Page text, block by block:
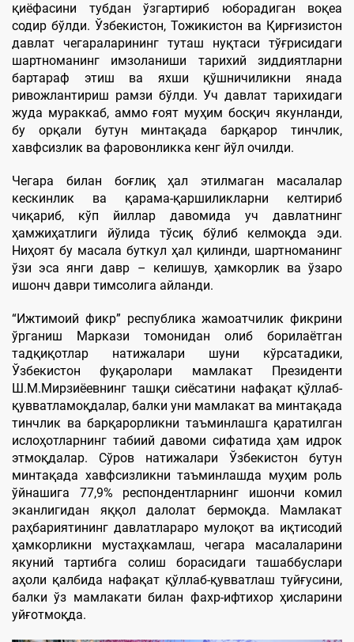
қиёфасини тубдан ўзгартириб юборадиган воқеа
содир бўлди. Ўзбекистон, Тожикистон ва Қирғизистон
давлат чегараларининг туташ нуқтаси тўғрисидаги
шартноманинг имзоланиши тарихий зиддиятларни
бартараф этиш ва яхши қўшничиликни янада
ривожлантириш рамзи бўлди. Уч давлат тарихидаги
жуда мураккаб, аммо ғоят муҳим босқич якунланди,
бу орқали бутун минтақада барқарор тинчлик,
хавфсизлик ва фаровонликка кенг йўл очилди.
Чегара билан боғлиқ ҳал этилмаган масалалар
кескинлик ва қарама-қаршиликларни келтириб
чиқариб, кўп йиллар давомида уч давлатнинг
ҳамжиҳатлиги йўлида тўсиқ бўлиб келмоқда эди.
Ниҳоят бу масала буткул ҳал қилинди, шартноманинг
ўзи эса янги давр – келишув, ҳамкорлик ва ўзаро
ишонч даври тимсолига айланди.
“Ижтимоий фикр” республика жамоатчилик фикрини
ўрганиш Маркази томонидан олиб борилаётган
тадқиқотлар натижалари шуни кўрсатадики,
Ўзбекистон фуқаролари мамлакат Президенти
Ш.М.Мирзиёевнинг ташқи сиёсатини нафақат қўллаб-
қувватламоқдалар, балки уни мамлакат ва минтақада
тинчлик ва барқарорликни таъминлашга қаратилган
ислоҳотларнинг табиий давоми сифатида ҳам идрок
этмоқдалар. Сўров натижалари Ўзбекистон бутун
минтақада хавфсизликни таъминлашда муҳим роль
ўйнашига 77,9% респондентларнинг ишончи комил
эканлигидан яққол далолат бермоқда. Мамлакат
раҳбариятининг давлатлараро мулоқот ва иқтисодий
ҳамкорликни мустаҳкамлаш, чегара масалаларини
якуний тартибга солиш борасидаги ташаббуслари
аҳоли қалбида нафақат қўллаб-қувватлаш туйғусини,
балки ўз мамлакати билан фахр-ифтихор ҳисларини
уйғотмоқда.